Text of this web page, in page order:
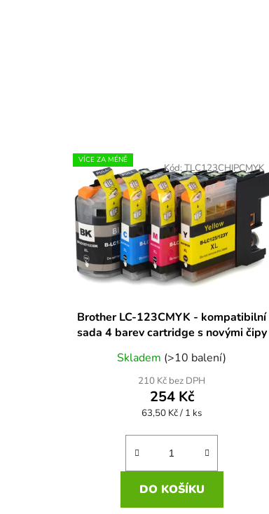
VÍCE ZA MÉNĚ
Brother LC-123CMYK - kompatibilní
sada 4 barev cartridge s novými čipy
Skladem (>10 balení)
210 Kč bez DPH
254 Kč
Měrná
63,50 Kč / 1 ks
DO KOŠÍKU
Kód:TLC123CHIPCMYK